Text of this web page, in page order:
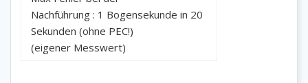
Nachführung : 1 Bogensekunde in 20
Sekunden (ohne PEC!)
(eigener Messwert)